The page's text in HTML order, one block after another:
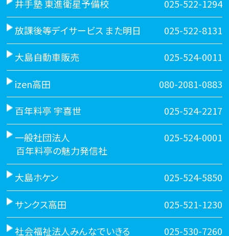
井手塾 東進衛星予備校 025-522-1294
放課後等デイサービス また明日 025-522-8131
大島自動車販売 025-524-0011
izen高田 080-2081-0883
百年料亭 宇喜世 025-524-2217
一般社団法人
百年料亭の魅力発信社
025-524-0001
大島ホケン 025-524-5850
サンクス高田 025-521-1230
社会福祉法人みんなでいきる 025-530-7260